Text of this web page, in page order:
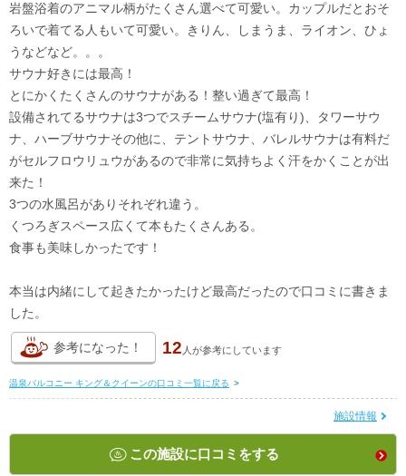
岩盤浴着のアニマル柄がたくさん選べて可愛い。カップルだとおそ
ろいで着てる人もいて可愛い。きりん、しまうま、ライオン、ひょ
うなどなど。。。
サウナ好きには最高！
とにかくたくさんのサウナがある！整い過ぎて最高！
設備されてるサウナは3つでスチームサウナ(塩有り)、タワーサウ
ナ、ハーブサウナその他に、テントサウナ、バレルサウナは有料だ
がセルフロウリュウがあるので非常に気持ちよく汗をかくことが出
来た！
3つの水風呂がありそれぞれ違う。
くつろぎスペース広くて本もたくさんある。
食事も美味しかったです！
本当は内緒にして起きたかったけど最高だったので口コミに書きま
した。
参考になった！ 12 人が参考にしています
温泉バルコニー キング＆クイーンの口コミ一覧に戻る >
施設情報
この施設に口コミをする